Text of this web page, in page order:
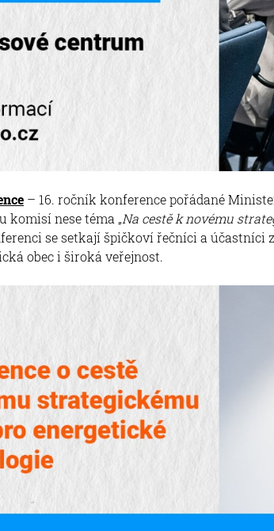
– 16. ročník konference pořádané
komisí nese téma „Na cestě k novému
se setkají špičkoví řečníci a
obec i široká veřejnost.